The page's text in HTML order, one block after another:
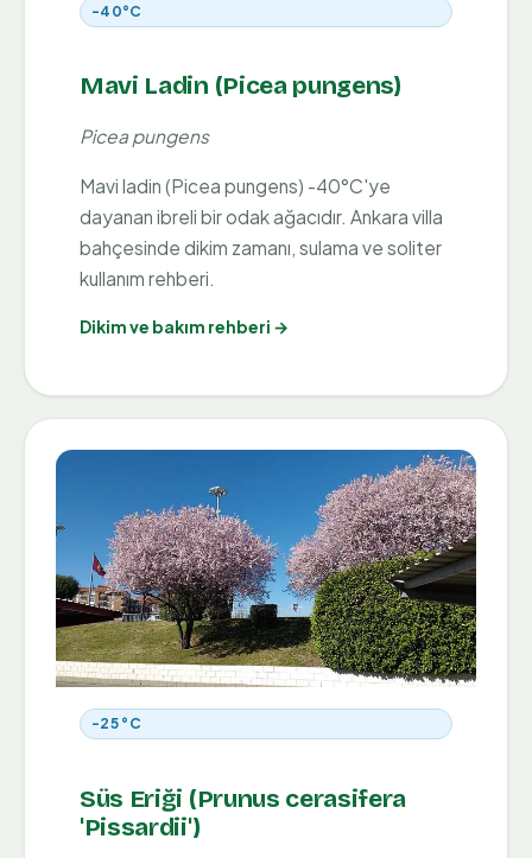
-40°C
Mavi Ladin (Picea pungens)
Picea pungens
Mavi ladin (Picea pungens) -40°C'ye
dayanan ibreli bir odak ağacıdır. Ankara villa
bahçesinde dikim zamanı, sulama ve soliter
kullanım rehberi.
Dikim ve bakım rehberi →
-25 °C
Süs Eriği (Prunus cerasifera
'Pissardii')